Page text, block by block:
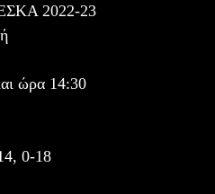
2022-23
ώρα 14:30
0-18